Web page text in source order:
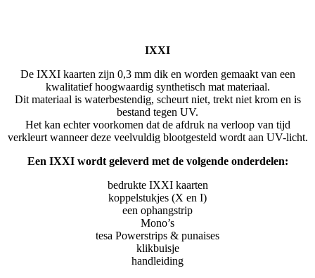
IXXI
De IXXI kaarten zijn 0,3 mm dik en worden gemaakt van een
kwalitatief hoogwaardig synthetisch mat materiaal.
Dit materiaal is waterbestendig, scheurt niet, trekt niet krom en is
bestand tegen UV.
Het kan echter voorkomen dat de afdruk na verloop van tijd
verkleurt wanneer deze veelvuldig blootgesteld wordt aan UV-licht.
Een IXXI wordt geleverd met de volgende onderdelen:
bedrukte IXXI kaarten
koppelstukjes (X en I)
een ophangstrip
Mono’s
tesa Powerstrips & punaises
klikbuisje
handleiding